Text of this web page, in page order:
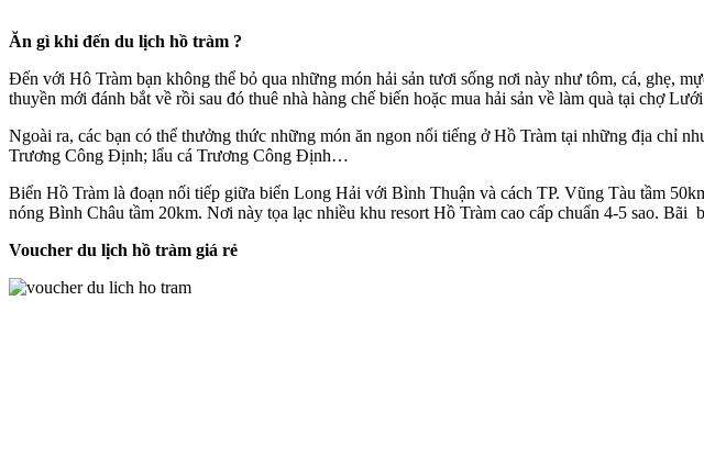
Ăn gì khi đến du lịch hồ tràm ?
Đến với Hô Tràm bạn không thể bỏ qua những món hải sản tươi sống nơi này như tôm, cá, ghẹ,
thuyền mới đánh bắt về rồi sau đó thuê nhà hàng chế biến hoặc mua hải sản về làm quà tại chợ
Ngoài ra, các bạn có thể thưởng thức những món ăn ngon nổi tiếng ở Hồ Tràm tại những địa chỉ
Trương Công Định; lẩu cá Trương Công Định…
Biển Hồ Tràm là đoạn nối tiếp giữa biển Long Hải với Bình Thuận và cách TP. Vũng Tàu tầm
nóng Bình Châu tầm 20km. Nơi này tọa lạc nhiều khu resort Hồ Tràm cao cấp chuẩn 4-5 sao.
Voucher du lịch hồ tràm giá rẻ